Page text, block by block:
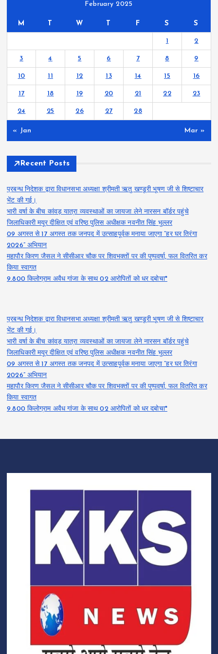
February 2025
M T W T F S S
1 2
3 4 5 6 7 8 9
10 11 12 13 14 15 16
17 18 19 20 21 22 23
24 25 26 27 28
« Jan Mar »
Recent Posts
प्रबन्ध निदेशक द्वारा विधानसभा अध्यक्षा श्रीमती ऋतु खण्डूरी भूषण जी से शिष्टाचार
भेंट की गई।
भारी वर्षा के बीच कांवड़ यात्रा व्यवस्थाओं का जायजा लेने नारसन बॉर्डर पहुंचे
जिलाधिकारी मयूर दीक्षित एवं वरिष्ठ पुलिस अधीक्षक नवनीत सिंह भुल्लर
09 अगस्त से 17 अगस्त तक जनपद में उत्साहपूर्वक मनाया जाएगा “हर घर तिरंगा
2026” अभियान
महापौर किरण जैसल ने सीसीआर चौक पर शिवभक्तों पर की पुष्पवर्षा, फल वितरित कर
किया स्वागत
9.800 किलोग्राम अवैध गांजा के साथ 02 आरोपितों को धर दबोचा*
प्रबन्ध निदेशक द्वारा विधानसभा अध्यक्षा श्रीमती ऋतु खण्डूरी भूषण जी से शिष्टाचार
भेंट की गई।
भारी वर्षा के बीच कांवड़ यात्रा व्यवस्थाओं का जायजा लेने नारसन बॉर्डर पहुंचे
जिलाधिकारी मयूर दीक्षित एवं वरिष्ठ पुलिस अधीक्षक नवनीत सिंह भुल्लर
09 अगस्त से 17 अगस्त तक जनपद में उत्साहपूर्वक मनाया जाएगा “हर घर तिरंगा
2026” अभियान
महापौर किरण जैसल ने सीसीआर चौक पर शिवभक्तों पर की पुष्पवर्षा, फल वितरित कर
किया स्वागत
9.800 किलोग्राम अवैध गांजा के साथ 02 आरोपितों को धर दबोचा*